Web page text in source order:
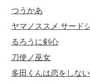
つうかあ
ヤマノススメ サード
るろうに剣心
刀使ノ巫女
多田くんは恋をしない